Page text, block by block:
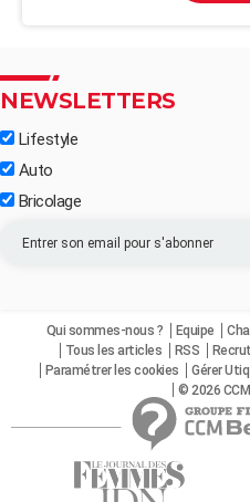
NEWSLETTERS
Lifestyle
Auto
Bricolage
Qui sommes-nous ? Equipe
Tous les articles
RSS
Paramétrer les cookies
Gérer Utiq
© 2026